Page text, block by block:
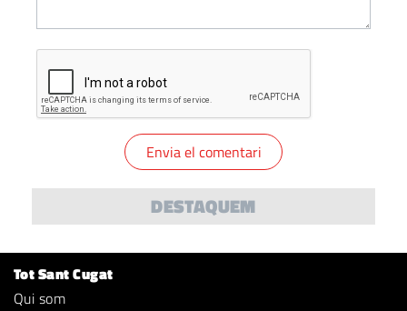
DESTAQUEM
Tot Sant Cugat
Qui som